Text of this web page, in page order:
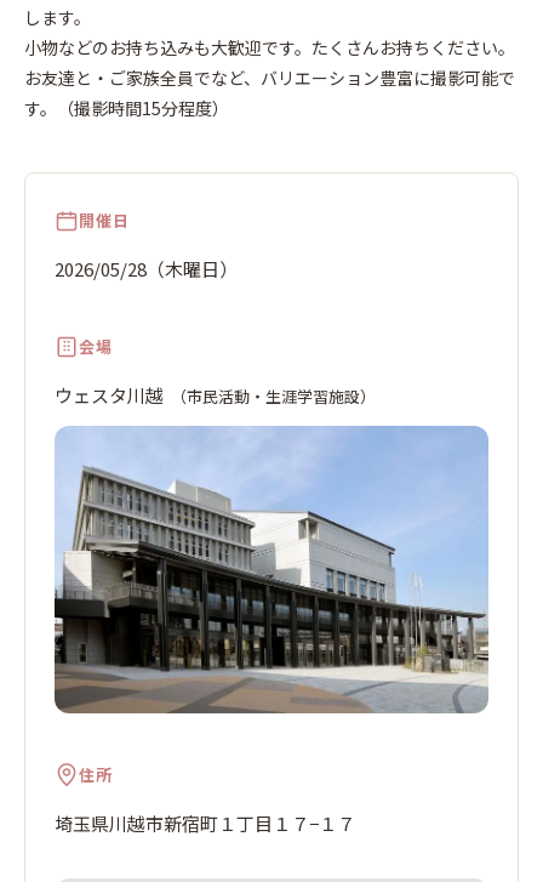
します。
小物などのお持ち込みも大歓迎です。たくさんお持ちください。
お友達と・ご家族全員でなど、バリエーション豊富に撮影可能で
す。（撮影時間15分程度）
開催日
2026/05/28（木曜日）
会場
ウェスタ川越 （市民活動・生涯学習施設）
住所
埼玉県川越市新宿町１丁目１７−１７